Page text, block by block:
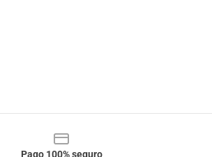
Pago 100% seguro